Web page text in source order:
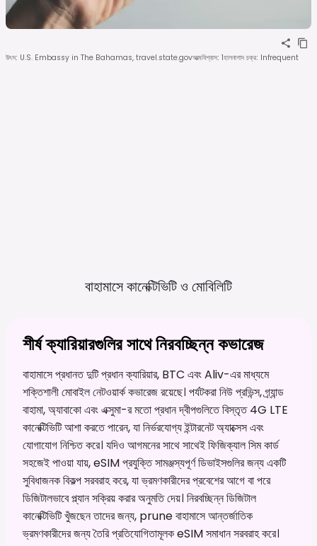
উৎস: U.S. Embassy in The Bahamas, travel.state.govআত্মবিশ্বাস: 1হালনাগাদ চক্র: Infrequent
বাহামাসে কানেক্টিভিটি ও মোবিলিটি
শীর্ষ ক্যারিয়ারগুলির সাথে নিরবচ্ছিন্ন কভারেজ
বাহামাসে প্রধানত দুটি প্রধান ক্যারিয়ার, BTC এবং Aliv-এর মাধ্যমে
শক্তিশালী মোবাইল নেটওয়ার্ক কভারেজ রয়েছে। পর্যটকরা নিউ প্রভিন্স, গ্র্যান্ড
বাহামা, অ্যাবাকো এবং এক্সুমা-র মতো প্রধান দ্বীপগুলিতে বিস্তৃত 4G LTE
কানেক্টিভিটি আশা করতে পারেন, যা নির্ভরযোগ্য ইন্টারনেট অ্যাক্সেস এবং
যোগাযোগ নিশ্চিত করে। যদিও আগমনের সাথে সাথেই ফিজিক্যাল সিম কার্ড
সহজেই পাওয়া যায়, eSIM প্রযুক্তি সামঞ্জস্যপূর্ণ ডিভাইসগুলির জন্য একটি
সুবিধাজনক বিকল্প সরবরাহ করে, যা ভ্রমণকারীদের প্রবেশের আগে বা পরে
ডিজিটালভাবে প্ল্যান সক্রিয় করার অনুমতি দেয়। নিরবচ্ছিন্ন ডিজিটাল
কানেক্টিভিটি খুঁজছেন তাদের জন্য, prune বাহামাসে আন্তর্জাতিক
ভ্রমণকারীদের জন্য তৈরি প্রতিযোগিতামূলক eSIM সমাধান সরবরাহ করে।